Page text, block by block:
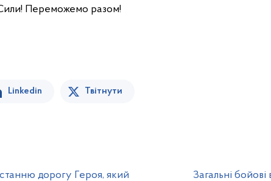
Переможемо разом!
Linkedin Твітнути
дорогу Героя, який
Загальні